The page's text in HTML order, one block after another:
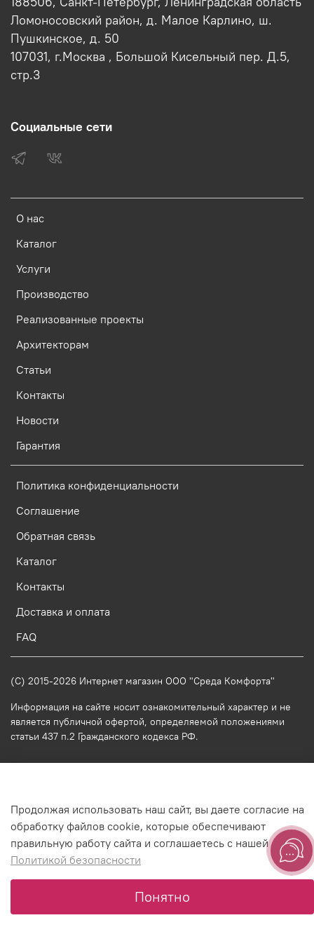
Оформить заявку
О нас
Каталог
Услуги
Производство
Реализованные проекты
Архитекторам
Статьи
Контакты
Новости
Гарантия
Политика конфиденциальности
Соглашение
Обратная связь
Каталог
Контакты
Доставка и оплата
FAQ
Ломоносовский район, д. Малое Карлино, ш.
Пушкинское, д. 50
107031, г.Москва , Большой Кисельный пер. Д.5,
стр.3
Социальные сети
(C) 2015-2026 Интернет магазин ООО "Среда Комфорта"
Информация на сайте носит ознакомительный характер и не
является публичной офертой, определяемой положениями
статьи 437 п.2 Гражданского кодекса РФ.
Продолжая использовать наш сайт, вы даете согласие на
обработку файлов cookie, которые обеспечивают
правильную работу сайта и соглашаетесь с нашей
Политикой безопасности
Понятно